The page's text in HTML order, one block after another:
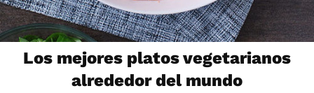
Los mejores platos vegetarianos
alrededor del mundo